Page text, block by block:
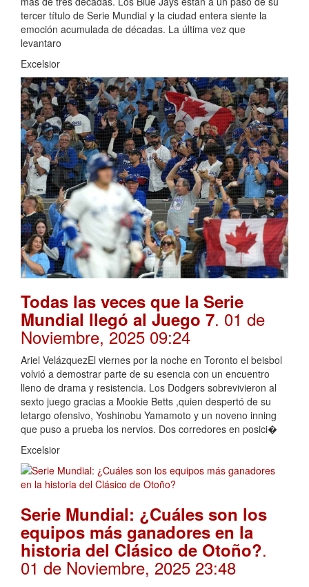
tercer título de Serie Mundial y la ciudad entera siente la
emoción acumulada de décadas. La última vez que
levantaro
Excelsior
Todas las veces que la Serie
Mundial llegó al Juego 7. 01 de
Noviembre, 2025 09:24
Ariel VelázquezEl viernes por la noche en Toronto el beisbol
volvió a demostrar parte de su esencia con un encuentro
lleno de drama y resistencia. Los Dodgers sobrevivieron al
sexto juego gracias a Mookie Betts ,quien despertó de su
letargo ofensivo, Yoshinobu Yamamoto y un noveno inning
que puso a prueba los nervios. Dos corredores en posici�
Excelsior
Serie Mundial: ¿Cuáles son los
equipos más ganadores en la
historia del Clásico de Otoño?.
01 de Noviembre, 2025 23:48